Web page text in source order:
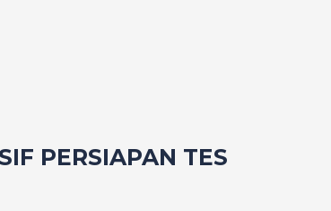
PERSIAPAN TES